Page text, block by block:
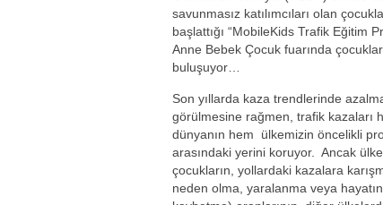
savunmasız katılımcıları olan
başlattığı “MobileKids Trafik Eğitim
Anne Bebek Çocuk fuarında
buluşuyor…
Son yıllarda kaza trendlerinde
görülmesine rağmen, trafik kazaları
dünyanın hem ülkemizin öncelikli
arasındaki yerini koruyor. Ancak
çocukların, yollardaki kazalara
neden olma, yaralanma veya